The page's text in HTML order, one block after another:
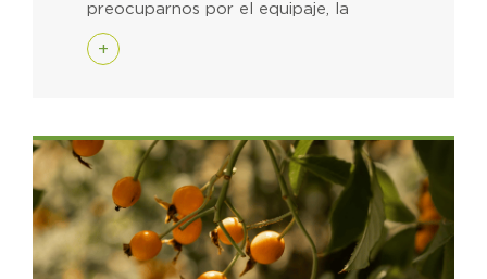
preocuparnos por el equipaje, la
+